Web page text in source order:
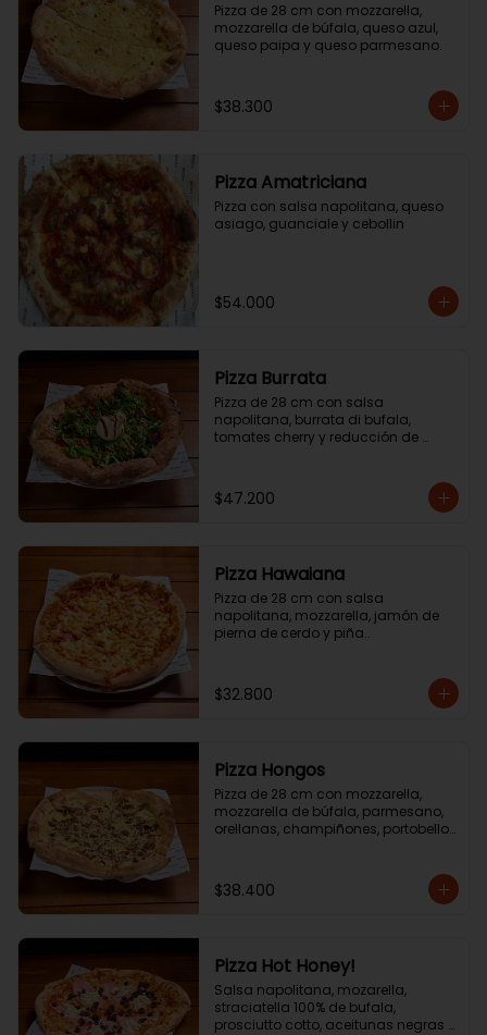
Pizza de 28 cm con mozzarella,
mozzarella de búfala, queso azul,
queso paipa y queso parmesano.
$38.300
Pizza Amatriciana
Pizza con salsa napolitana, queso
asiago, guanciale y cebollin
$54.000
Pizza Burrata
Pizza de 28 cm con salsa
napolitana, burrata di bufala,
tomates cherry y reducción de
$47.200
Pizza Hawaiana
Pizza de 28 cm con salsa
napolitana, mozzarella, jamón de
pierna de cerdo y piña..
$32.800
Pizza Hongos
Pizza de 28 cm con mozzarella,
mozzarella de búfala, parmesano,
orellanas, champiñones, portobello
$38.400
Pizza Hot Honey!
Salsa napolitana, mozarella,
straciatella 100% de bufala,
prosciutto cotto, aceitunas negras y